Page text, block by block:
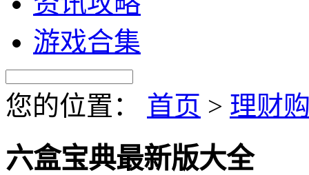
游戏合集
您的位置： 首页 > 理财
六盒宝典最新版大全